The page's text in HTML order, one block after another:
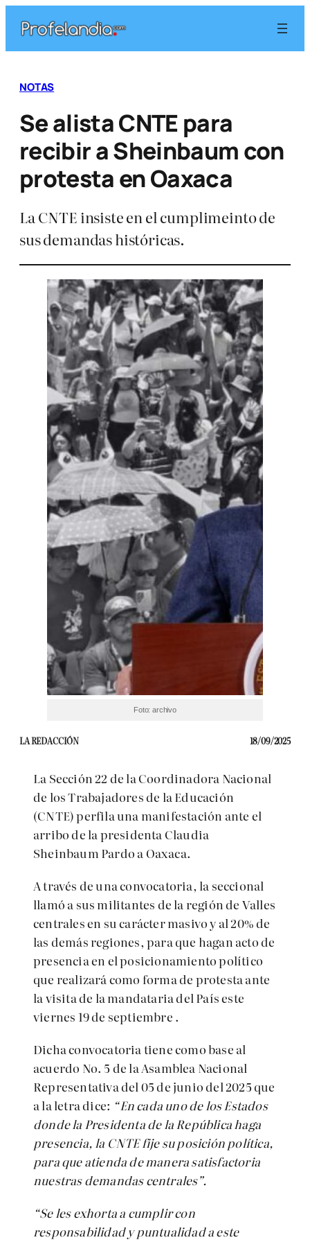
contenido
NOTAS
Se alista CNTE para
recibir a Sheinbaum con
protesta en Oaxaca
La CNTE insiste en el cumplimeinto de
sus demandas históricas.
Foto: archivo
LA REDACCIÓN 18/09/2025
La Sección 22 de la Coordinadora Nacional
de los Trabajadores de la Educación
(CNTE) perfila una manifestación ante el
arribo de la presidenta Claudia
Sheinbaum Pardo a Oaxaca.
A través de una convocatoria, la seccional
llamó a sus militantes de la región de Valles
centrales en su carácter masivo y al 20% de
las demás regiones, para que hagan acto de
presencia en el posicionamiento político
que realizará como forma de protesta ante
la visita de la mandataria del País este
viernes 19 de septiembre .
Dicha convocatoria tiene como base al
acuerdo No. 5 de la Asamblea Nacional
Representativa del 05 de junio del 2025 que
a la letra dice: “En cada uno de los Estados
donde la Presidenta de la República haga
presencia, la CNTE fije su posición política,
para que atienda de manera satisfactoria
nuestras demandas centrales”.
“Se les exhorta a cumplir con
responsabilidad y puntualidad a este